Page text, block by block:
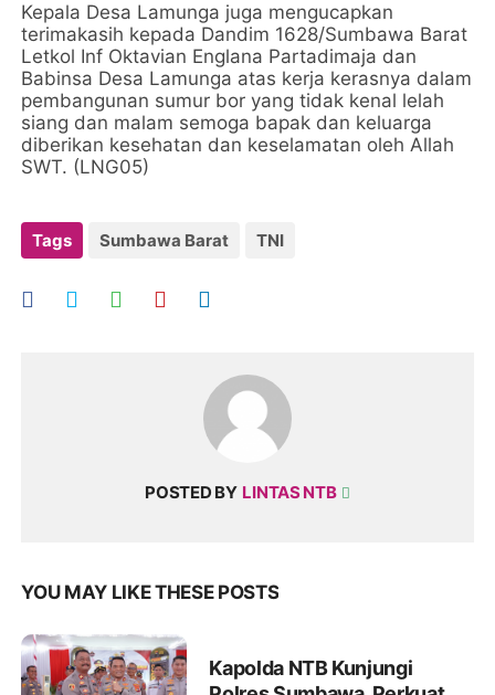
Kepala Desa Lamunga juga mengucapkan
terimakasih kepada Dandim 1628/Sumbawa Barat
Letkol Inf Oktavian Englana Partadimaja dan
Babinsa Desa Lamunga atas kerja kerasnya dalam
pembangunan sumur bor yang tidak kenal lelah
siang dan malam semoga bapak dan keluarga
diberikan kesehatan dan keselamatan oleh Allah
SWT. (LNG05)
Tags Sumbawa Barat TNI
POSTED BY LINTAS NTB
YOU MAY LIKE THESE POSTS
Kapolda NTB Kunjungi